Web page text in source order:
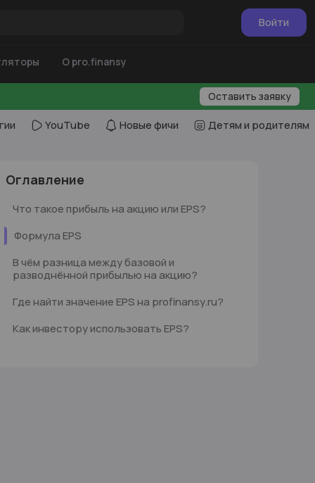
Войти
О pro.finansy
Оставить заявку
YouTube Новые фичи Детям и родителям
Оглавление
Что такое прибыль на акцию или EPS?
Формула EPS
В чём разница между базовой и
разводнённой прибылью на акцию?
Где найти значение EPS на profinansy.ru?
Как инвестору использовать EPS?